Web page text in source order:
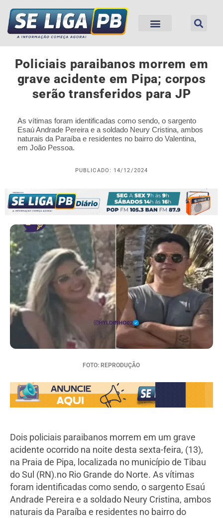
Policiais paraibanos morrem em
grave acidente em Pipa; corpos
serão transferidos para JP
As vítimas foram identificadas como sendo, o sargento
Esaú Andrade Pereira e a soldado Neury Cristina, ambos
naturais da Paraíba e residentes no bairro do Valentina,
em João Pessoa.
PUBLICADO: 14/12/2024
FOTO: REPRODUÇÃO
Dois policiais paraibanos morrem em um grave
acidente ocorrido na noite desta sexta-feira, (13),
na Praia de Pipa, localizada no município de Tibau
do Sul (RN).no Rio Grande do Norte. As vítimas
foram identificadas como sendo, o sargento Esaú
Andrade Pereira e a soldado Neury Cristina, ambos
naturais da Paraíba e residentes no bairro do